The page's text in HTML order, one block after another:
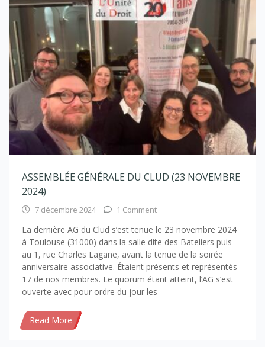
ASSEMBLÉE GÉNÉRALE DU CLUD (23 NOVEMBRE
2024)
7 décembre 2024 1 Comment
La dernière AG du Clud s’est tenue le 23 novembre 2024
à Toulouse (31000) dans la salle dite des Bateliers puis
au 1, rue Charles Lagane, avant la tenue de la soirée
anniversaire associative. Étaient présents et représentés
17 de nos membres. Le quorum étant atteint, l’AG s’est
ouverte avec pour ordre du jour les
Read More